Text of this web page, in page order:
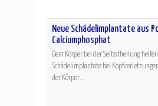
Neue Schädelimplantate aus
Calciumphosphat
Dem Körper bei der Selbstheilung
Schädelimplantate bei
der Körper ...